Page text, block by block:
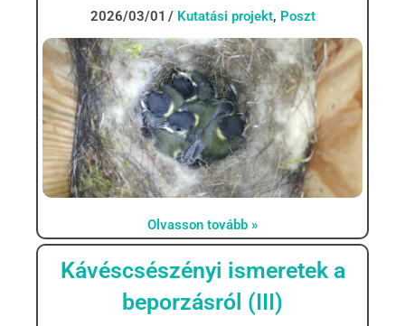
2026/03/01 Kutatási projekt, Poszt
Olvasson tovább »
Kávéscsészényi ismeretek a
beporzásról (III)